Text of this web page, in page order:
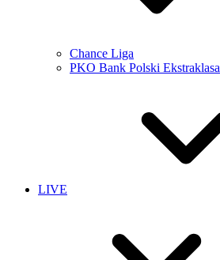
Chance Liga
PKO Bank Polski Ekstraklasa
LIVE